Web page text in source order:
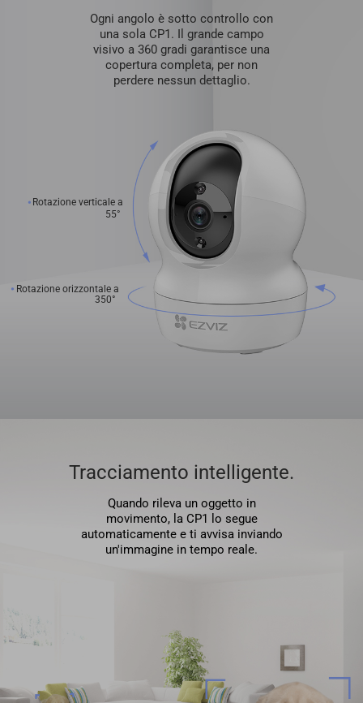
Ogni angolo è sotto controllo con
una sola CP1. Il grande campo
visivo a 360 gradi garantisce una
copertura completa, per non
perdere nessun dettaglio.
Rotazione verticale a
Rotazione orizzontale a
55°
350°
Quando rileva un oggetto in
movimento, la CP1 lo segue
automaticamente e ti avvisa inviando
un'immagine in tempo reale.
Tracciamento intelligente.